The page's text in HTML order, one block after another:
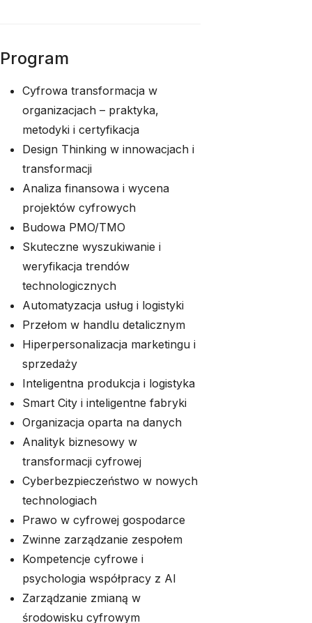
Program
Cyfrowa transformacja w
organizacjach – praktyka,
metodyki i certyfikacja
Design Thinking w innowacjach i
transformacji
Analiza finansowa i wycena
projektów cyfrowych
Budowa PMO/TMO
Skuteczne wyszukiwanie i
weryfikacja trendów
technologicznych
Automatyzacja usług i logistyki
Przełom w handlu detalicznym
Hiperpersonalizacja marketingu i
sprzedaży
Inteligentna produkcja i logistyka
Smart City i inteligentne fabryki
Organizacja oparta na danych
Analityk biznesowy w
transformacji cyfrowej
Cyberbezpieczeństwo w nowych
technologiach
Prawo w cyfrowej gospodarce
Zwinne zarządzanie zespołem
Kompetencje cyfrowe i
psychologia współpracy z AI
Zarządzanie zmianą w
środowisku cyfrowym